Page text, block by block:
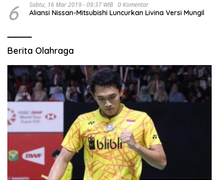
6 Sabtu, 16 Mar 2019 - 09:37 WIB 0 Komentar
Aliansi Nissan-Mitsubishi Luncurkan Livina Versi Mungil
Berita Olahraga